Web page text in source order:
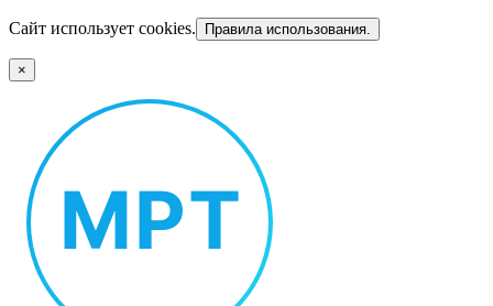
Сайт использует cookies. Правила использования.
×